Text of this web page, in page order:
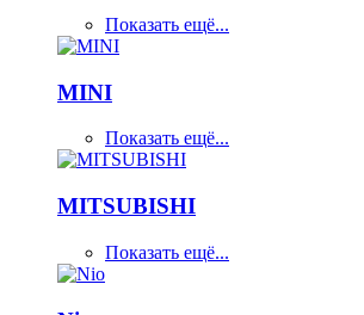
Показать ещё...
MINI
Показать ещё...
MITSUBISHI
Показать ещё...